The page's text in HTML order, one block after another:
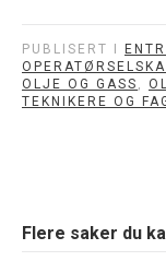
PUBLISERT I
OLJE OG GASS ,
TEKNIKERE OG
Flere saker du